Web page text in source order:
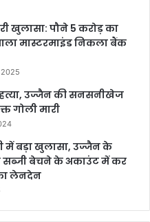
खुलासा: पौने 5 करोड़ का
मास्टरमाइंड निकला बैंक
हत्या, उज्जैन की सनसनीखेज
गोली मारी
में बड़ा खुलासा, उज्जैन के
सब्जी बेचने के अकाउंट में कर
लेनदेन